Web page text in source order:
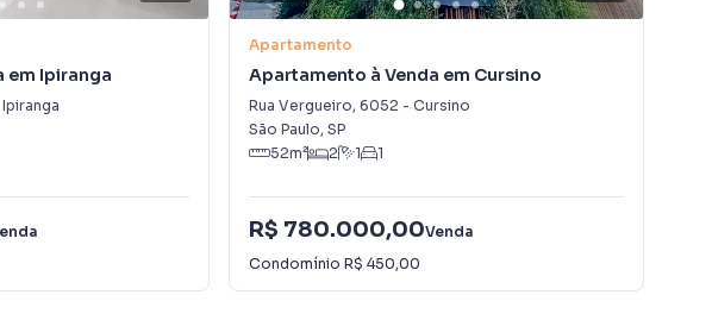
em Ipiranga
Ipiranga
Apartamento
Apartamento à Venda em Cursino
Rua Vergueiro, 6052 - Cursino
São Paulo, SP
52m² 2 1 1
R$ 780.000,00Venda
Condomínio R$ 450,00